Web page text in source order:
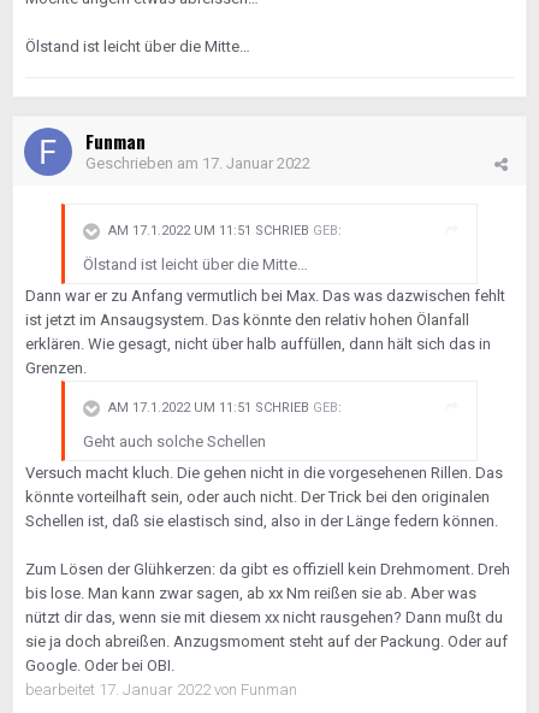
Ölstand ist leicht über die Mitte…
Funman
Geschrieben am 17. Januar 2022
AM 17.1.2022 UM 11:51 SCHRIEB GEB:
Ölstand ist leicht über die Mitte…
Dann war er zu Anfang vermutlich bei Max. Das was dazwischen fehlt
ist jetzt im Ansaugsystem. Das könnte den relativ hohen Ölanfall
erklären. Wie gesagt, nicht über halb auffüllen, dann hält sich das in
Grenzen.
AM 17.1.2022 UM 11:51 SCHRIEB GEB:
Geht auch solche Schellen
Versuch macht kluch. Die gehen nicht in die vorgesehenen Rillen. Das
könnte vorteilhaft sein, oder auch nicht. Der Trick bei den originalen
Schellen ist, daß sie elastisch sind, also in der Länge federn können.
Zum Lösen der Glühkerzen: da gibt es offiziell kein Drehmoment. Dreh
bis lose. Man kann zwar sagen, ab xx Nm reißen sie ab. Aber was
nützt dir das, wenn sie mit diesem xx nicht rausgehen? Dann mußt du
sie ja doch abreißen. Anzugsmoment steht auf der Packung. Oder auf
Google. Oder bei OBI.
bearbeitet 17. Januar 2022von Funman